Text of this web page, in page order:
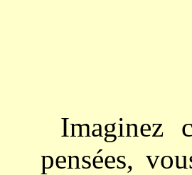
Imaginez
pensées,